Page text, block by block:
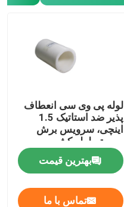
لوله پی وی سی انعطاف
پذیر ضد استاتیک 1.5
اینچی، سرویس برش
سیستم لوله کشی
کامپوزیت
بهترین قیمت
تماس با ما